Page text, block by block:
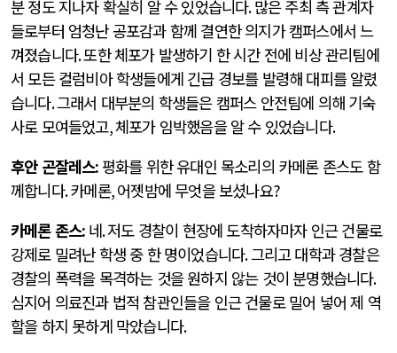
분 정도 지나자 확실히 알 수 있었습니다.많은 주최 측 관계자
들로부터 엄청난 공포감과 함께 결연한 의지가 캠퍼스에서 느
껴졌습니다.또한 체포가 발생하기 한 시간 전에 비상 관리팀에
서 모든 컬럼비아 학생들에게 긴급 경보를 발령해 대피를 알렸
습니다.그래서 대부분의 학생들은 캠퍼스 안전팀에 의해 기숙
사로 모여들었고,체포가 임박했음을 알 수 있었습니다.
후안 곤잘레스: 평화를 위한 유대인 목소리의 카메론 존스도 함
께합니다.카메론,어젯밤에 무엇을 보셨나요?
카메론 존스: 네.저도 경찰이 현장에 도착하자마자 인근 건물로
강제로 밀려난 학생 중 한 명이었습니다.그리고 대학과 경찰은
경찰의 폭력을 목격하는 것을 원하지 않는 것이 분명했습니다.
심지어 의료진과 법적 참관인들을 인근 건물로 밀어 넣어 제 역
할을 하지 못하게 막았습니다.